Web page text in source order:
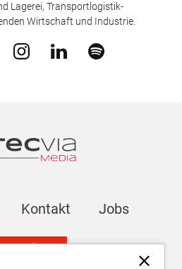
Lagerei, Transportlogistik-
Wirtschaft und Industrie.
Kontakt Jobs
Newsletter